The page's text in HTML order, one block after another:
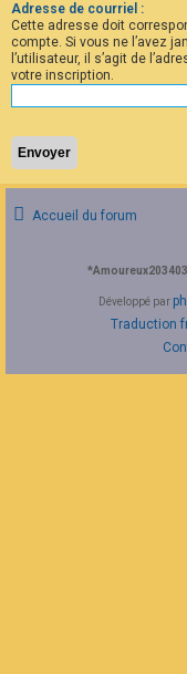
s
c
r
i
p
t
n
A
Q
Adresse de courriel :
Cette adresse doit
compte. Si vous ne l’avez
l’utilisateur, il s’agit de
votre inscription.
Accueil du forum
*
Développé par
Traduction